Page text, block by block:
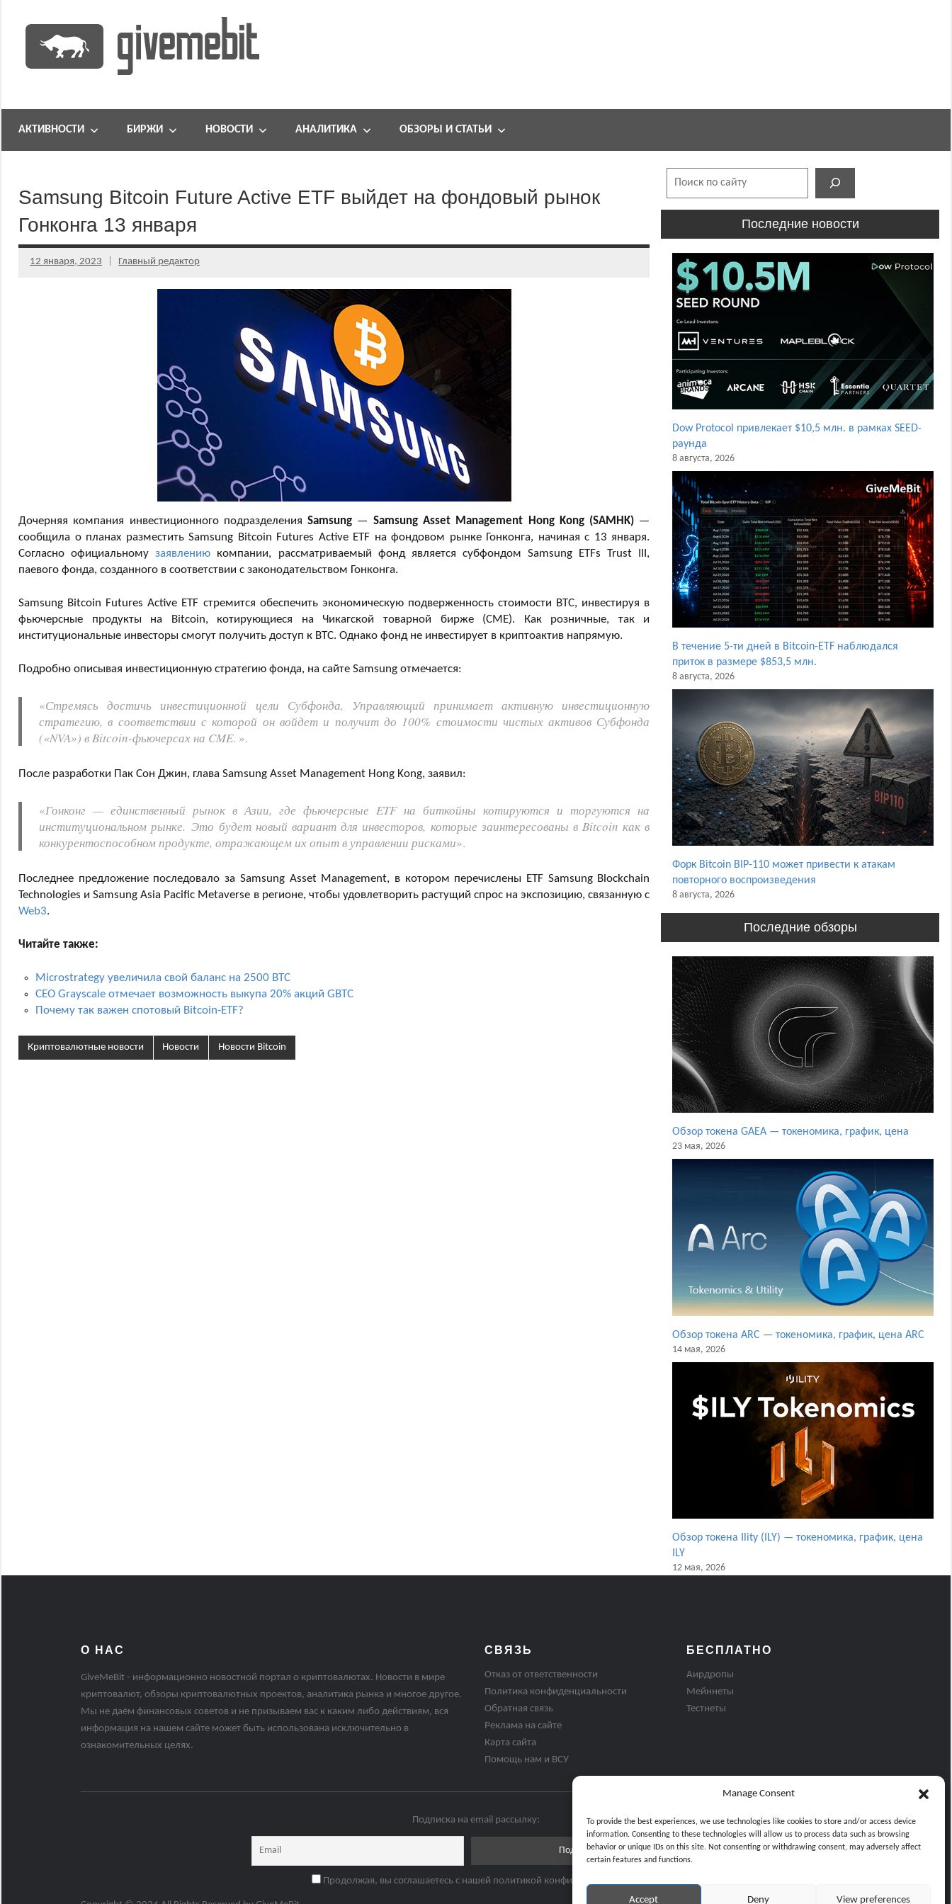
Manage Consent
To provide the best experiences, we use technologies like cookies to store and/or access device
information. Consenting to these technologies will allow us to process data such as browsing
behavior or unique IDs on this site. Not consenting or withdrawing consent, may adversely affect
certain features and functions.
Accept Deny View preferences
содержимому
GiveMeBit.com
портал
АКТИВНОСТИ БИРЖИ НОВОСТИ АНАЛИТИКА ОБЗОРЫ И СТАТЬИ
Samsung Bitcoin Future Active ETF выйдет на фондовый рынок
Гонконга 13 января
12 января, 2023 Главный редактор
Дочерняя компания инвестиционного подразделенияSamsung — Samsung Asset Management Hong Kong (SAMHK) —
сообщила о планах разместить Samsung Bitcoin Futures Active ETF на фондовом рынке Гонконга, начиная с 13 января.
Согласно официальномузаявлению компании, рассматриваемый фонд является субфондом Samsung ETFs Trust III,
паевого фонда, созданного в соответствии с законодательством Гонконга.
Samsung Bitcoin Futures Active ETF стремится обеспечить экономическую подверженность стоимости BTC, инвестируя в
фьючерсные продукты на Bitcoin, котирующиеся на Чикагской товарной бирже (CME). Как розничные, так и
институциональные инвесторы смогут получить доступ к BTC. Однако фонд не инвестирует в криптоактив напрямую.
Подробно описывая инвестиционную стратегию фонда, на сайте Samsung отмечается:
«Стремясь достичь инвестиционной цели Субфонда, Управляющий принимает активную инвестиционную
стратегию, в соответствии с которой он войдет и получит до 100% стоимости чистых активов Субфонда
(«NVA») в Bitcoin-фьючерсах на CME. ».
После разработки Пак Сон Джин, глава Samsung Asset Management Hong Kong, заявил:
«Гонконг — единственный рынок в Азии, где фьючерсные ETF на биткойны котируются и торгуются на
институциональном рынке. Это будет новый вариант для инвесторов, которые заинтересованы в Bitcoin как в
конкурентоспособном продукте, отражающем их опыт в управлении рисками».
Последнее предложение последовало за Samsung Asset Management, в котором перечислены ETF Samsung Blockchain
Technologies и Samsung Asia Pacific Metaverse в регионе, чтобы удовлетворить растущий спрос на экспозицию, связанную с
Web3.
Читайте также:
Microstrategy увеличила свой баланс на 2500 BTC
CEO Grayscale отмечает возможность выкупа 20% акций GBTC
Почему так важен спотовый Bitcoin-ETF?
Криптовалютные новости Новости Новости Bitcoin
Последние новости
Dow Protocol привлекает $10,5 млн. в рамках SEED-
раунда
8 августа, 2026
В течение 5-ти дней в Bitcoin-ETF наблюдался
приток в размере $853,5 млн.
8 августа, 2026
Форк Bitcoin BIP-110 может привести к атакам
повторного воспроизведения
8 августа, 2026
Последние обзоры
Обзор токена GAEA — токеномика, график, цена
23 мая, 2026
Обзор токена ARC — токеномика, график, цена ARC
14 мая, 2026
Обзор токена Ility (ILY) — токеномика, график, цена
ILY
12 мая, 2026
О НАС
GiveMeBit - информационно новостной портал о криптовалютах. Новости в мире
криптовалют, обзоры криптовалютных проектов, аналитика рынка и многое другое.
Мы не даём финансовых советов и не призываем вас к каким либо действиям, вся
информация на нашем сайте может быть использована исключительно в
ознакомительных целях.
СВЯЗЬ
Отказ от ответственности
Политика конфиденциальности
Обратная связь
Реклама на сайте
Карта сайта
Помощь нам и ВСУ
БЕСПЛАТНО
Аирдропы
Мейннеты
Тестнеты
Подписка на email рассылку:
Продолжая, вы соглашаетесь с нашей политикой конфиденциальности